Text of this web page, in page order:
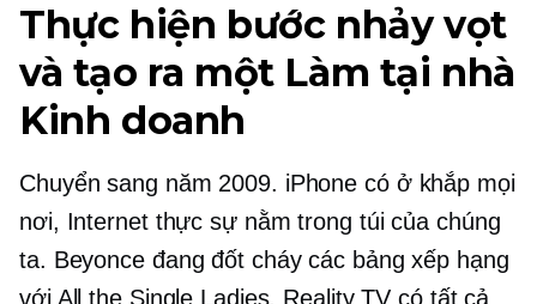
Thực hiện bước nhảy vọt
và tạo ra một Làm tại nhà
Kinh doanh
Chuyển sang năm 2009. iPhone có ở khắp mọi
nơi, Internet thực sự nằm trong túi của chúng
ta. Beyonce đang đốt cháy các bảng xếp hạng
với All the Single Ladies, Reality TV có tất cả